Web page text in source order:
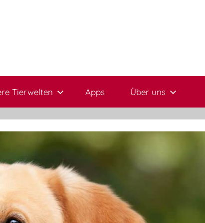
Tierwelten Apps Über uns